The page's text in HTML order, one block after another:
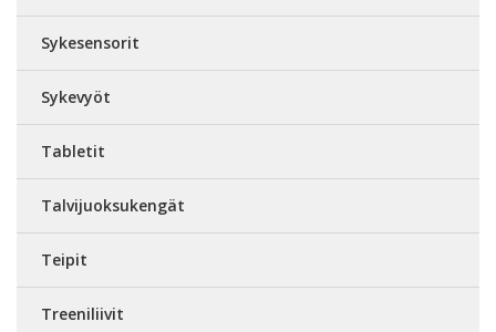
Sykesensorit
Sykevyöt
Tabletit
Talvijuoksukengät
Teipit
Treeniliivit